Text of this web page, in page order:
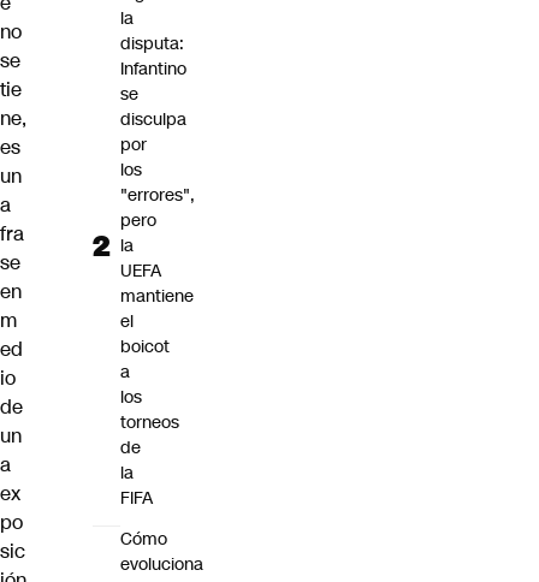
no
se
tie
ne,
es
un
a
fra
se
en
m
ed
io
de
un
a
ex
po
sic
la
disputa:
Infantino
se
disculpa
por
los
"errores",
pero
la
UEFA
mantiene
el
boicot
a
los
torneos
de
la
FIFA
Cómo
evoluciona